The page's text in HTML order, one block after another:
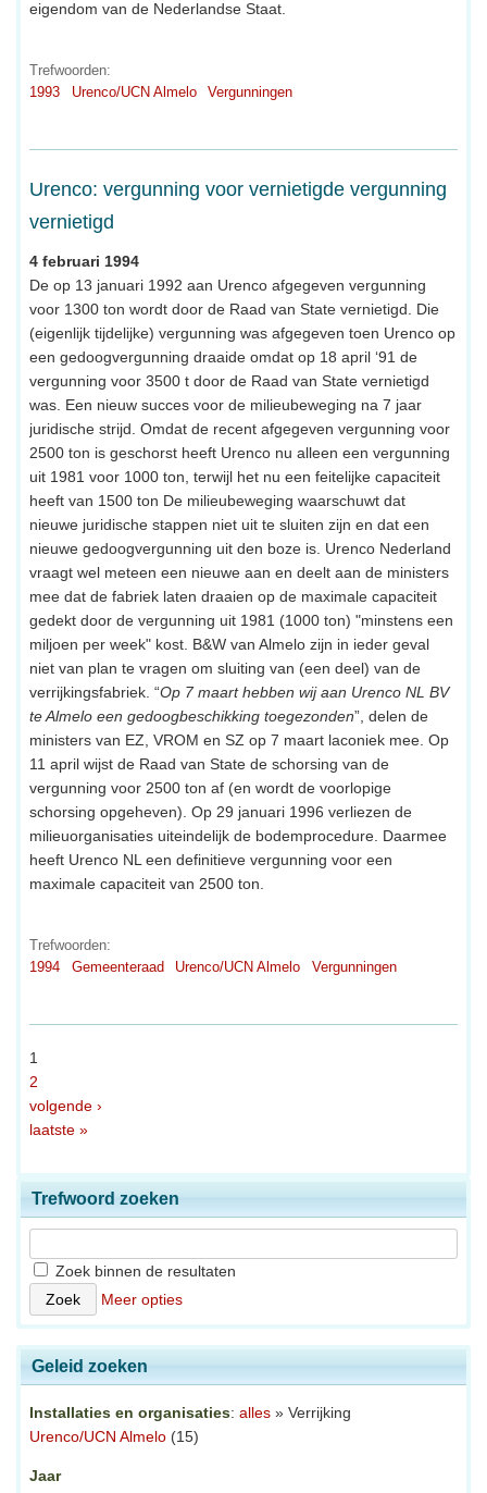
eigendom van de Nederlandse Staat.
Trefwoorden:
1993
Urenco/UCN Almelo Vergunningen
Urenco: vergunning voor vernietigde vergunning
vernietigd
4 februari 1994
De op 13 januari 1992 aan Urenco afgegeven vergunning
voor 1300 ton wordt door de Raad van State vernietigd. Die
(eigenlijk tijdelijke) vergunning was afgegeven toen Urenco op
een gedoogvergunning draaide omdat op 18 april ‘91 de
vergunning voor 3500 t door de Raad van State vernietigd
was. Een nieuw succes voor de milieubeweging na 7 jaar
juridische strijd. Omdat de recent afgegeven vergunning voor
2500 ton is geschorst heeft Urenco nu alleen een vergunning
uit 1981 voor 1000 ton, terwijl het nu een feitelijke capaciteit
heeft van 1500 ton De milieubeweging waarschuwt dat
nieuwe juridische stappen niet uit te sluiten zijn en dat een
nieuwe gedoogvergunning uit den boze is. Urenco Nederland
vraagt wel meteen een nieuwe aan en deelt aan de ministers
mee dat de fabriek laten draaien op de maximale capaciteit
gedekt door de vergunning uit 1981 (1000 ton) "minstens een
miljoen per week" kost. B&W van Almelo zijn in ieder geval
niet van plan te vragen om sluiting van (een deel) van de
verrijkingsfabriek. “Op 7 maart hebben wij aan Urenco NL BV
te Almelo een gedoogbeschikking toegezonden”, delen de
ministers van EZ, VROM en SZ op 7 maart laconiek mee. Op
11 april wijst de Raad van State de schorsing van de
vergunning voor 2500 ton af (en wordt de voorlopige
schorsing opgeheven). Op 29 januari 1996 verliezen de
milieuorganisaties uiteindelijk de bodemprocedure. Daarmee
heeft Urenco NL een definitieve vergunning voor een
maximale capaciteit van 2500 ton.
Trefwoorden:
1994
Gemeenteraad Urenco/UCN Almelo Vergunningen
1
2
volgende ›
laatste »
Trefwoord zoeken
Zoek binnen de resultaten
Meer opties
Geleid zoeken
Installaties en organisaties: alles » Verrijking
Urenco/UCN Almelo (15)
Jaar